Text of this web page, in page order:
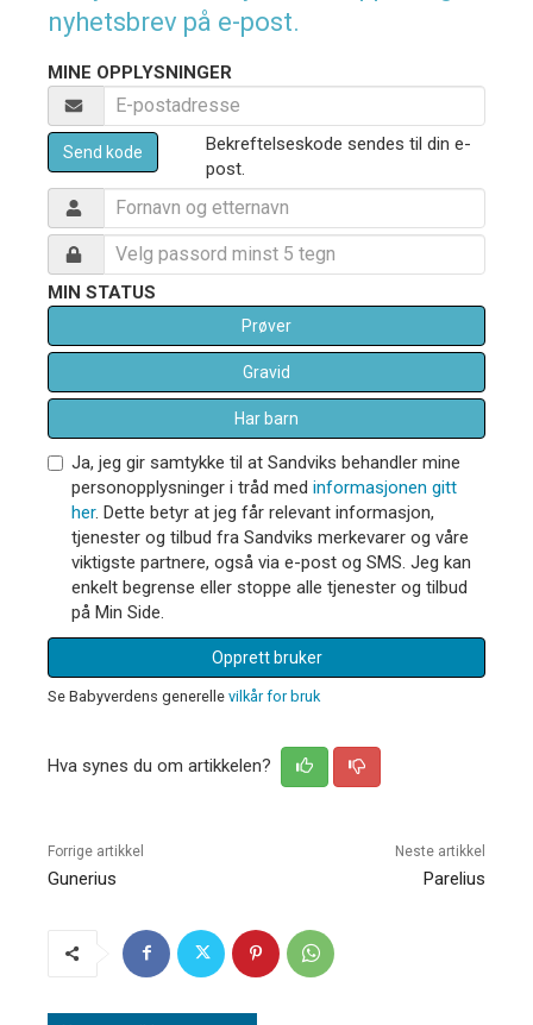
nyhetsbrev på e-post.
MINE OPPLYSNINGER
Send kode
Bekreftelseskode sendes til din e-
post.
MIN STATUS
Prøver
Gravid
Har barn
Ja, jeg gir samtykke til at Sandviks behandler mine
personopplysninger i tråd med informasjonen gitt
her. Dette betyr at jeg får relevant informasjon,
tjenester og tilbud fra Sandviks merkevarer og våre
viktigste partnere, også via e-post og SMS. Jeg kan
enkelt begrense eller stoppe alle tjenester og tilbud
på Min Side.
Opprett bruker
Se Babyverdens generelle vilkår for bruk
Hva synes du om artikkelen?
Forrige artikkel
Gunerius
Neste artikkel
Parelius